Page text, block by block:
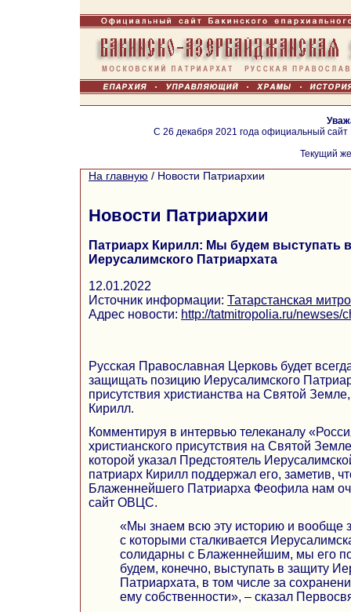
С 26 декабря 2021 года официальный
Текущий
На главную / Новости Патриархии
Новости Патриархии
Патриарх Кирилл: Мы будем выступать
Иерусалимского Патриархата
12.01.2022
Источник информации: Татарстанская
Адрес новости: http://tatmitropolia.ru/newses/
Русская Православная Церковь будет
защищать позицию Иерусалимского
присутствия христианства на Святой
Кирилл.
Комментируя в интервью телеканалу
христианского присутствия на Святой
которой указал Предстоятель
патриарх Кирилл поддержал его, заметив,
Блаженнейшего Патриарха Феофила нам
сайт ОВЦС.
«Мы знаем всю эту историю и вообще
с которыми сталкивается
солидарны с Блаженнейшим, мы его
будем, конечно, выступать в защиту
Патриархата, в том числе за
ему собственности», – сказал